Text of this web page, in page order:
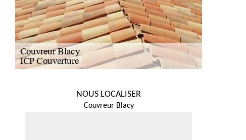
NOUS LOCALISER
Couvreur Blacy